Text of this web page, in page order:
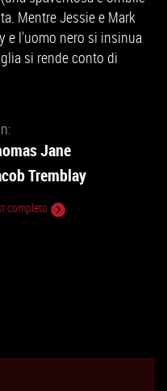
Mentre Jessie e Mark
e l'uomo nero si insinua
si rende conto di
Jane
Tremblay
completo